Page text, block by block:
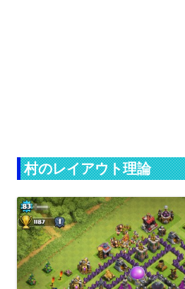
村のレイアウト理論